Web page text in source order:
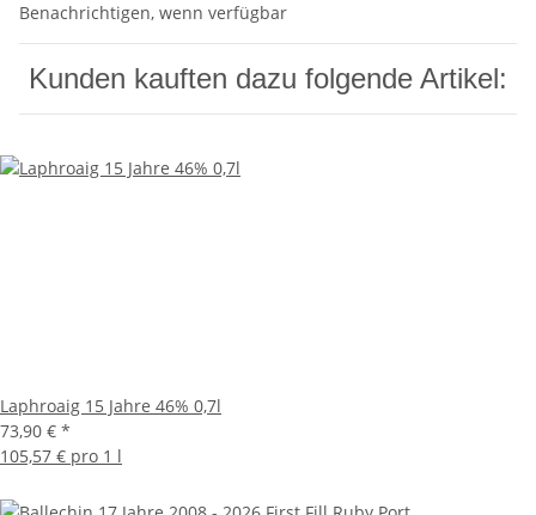
Benachrichtigen, wenn verfügbar
Kunden kauften dazu folgende Artikel:
Laphroaig 15 Jahre 46% 0,7l
73,90 € *
105,57 € pro 1 l